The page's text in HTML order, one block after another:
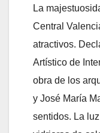
La
Central
atractivos.
Artístico de
obra de los
y José María
sentidos. La